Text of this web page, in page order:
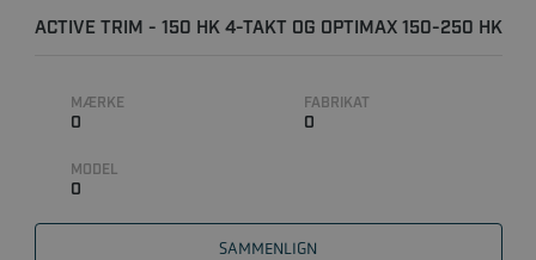
ACTIVE TRIM - 150 HK 4-TAKT OG OPTIMAX 150-250 HK
MÆRKE
0
FABRIKAT
0
MODEL
0
SAMMENLIGN